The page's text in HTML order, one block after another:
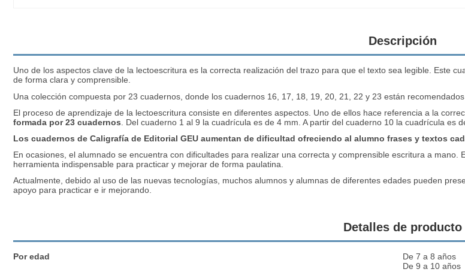
Descripción
Uno de los aspectos clave de la lectoescrituraes la correcta realización del trazo para que el texto sea legible. Este
de forma clara y comprensible.
Una colección compuesta por 23 cuadernos, donde los cuadernos 16, 17, 18, 19, 20, 21, 22 y 23 están recomendados
El proceso de aprendizaje de la lectoescritura consiste en diferentes aspectos. Uno de ellos hace referencia a la
formada por 23 cuadernos . Del cuaderno 1 al 9 la cuadrícula es de 4 mm. A partir del cuaderno 10 la cuadrícula es
Los cuadernos de Caligrafía de Editorial GEU aumentan de dificultad ofreciendo al alumno frases y textos
En ocasiones, el alumnado se encuentra con dificultades para realizar una correcta y comprensible escritura a mano.
herramienta indispensable para practicar y mejorar de forma paulatina.
Actualmente, debido al uso de las nuevas tecnologías, muchos alumnos y alumnas de diferentes edades pueden
apoyo para practicar e ir mejorando.
Detalles de producto
Por edad
De 7 a 8 años
De 9 a 10 años